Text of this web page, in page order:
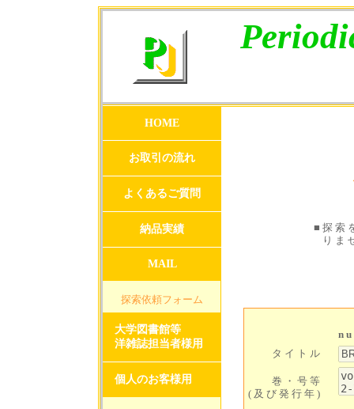
HOME
お取引の流れ
よくあるご質問
納品実績
MAIL
探索依頼フォーム
大学図書館等
洋雑誌担当者様用
個人のお客様用
■ 探索
りま
タイトル
巻・号等
(及び発行年)